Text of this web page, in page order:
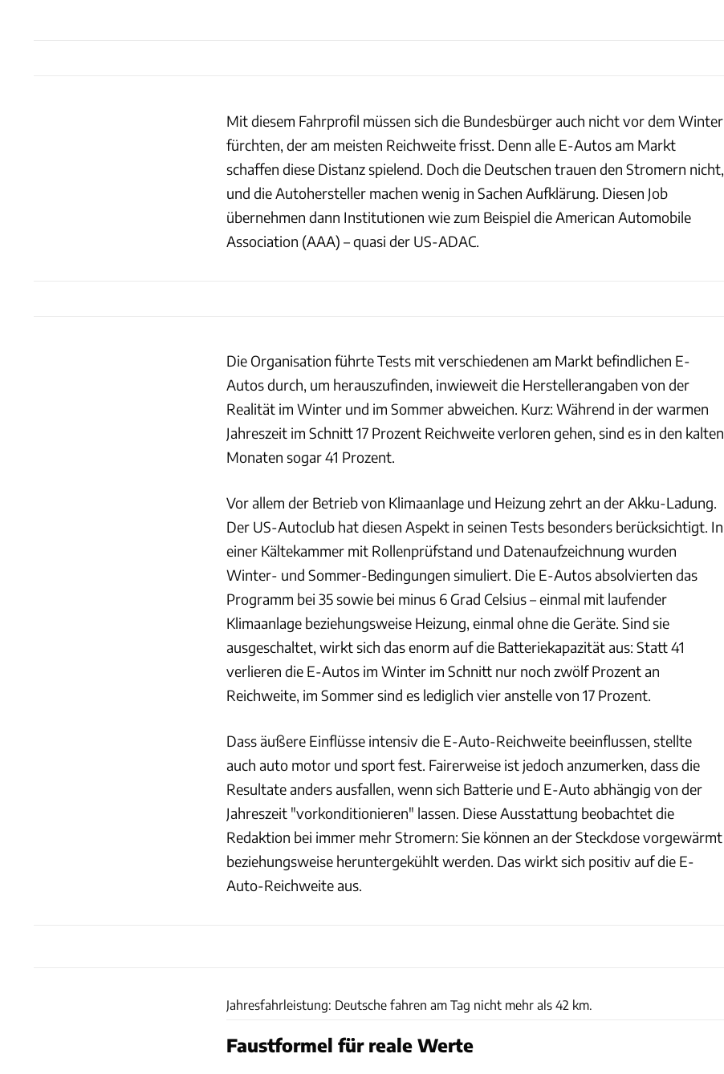
Mit diesem Fahrprofil müssen sich die Bundesbürger auch nicht vor dem Winter
fürchten, der am meisten Reichweite frisst. Denn alle E-Autos am Markt
schaffen diese Distanz spielend. Doch die Deutschen trauen den Stromern nicht,
und die Autohersteller machen wenig in Sachen Aufklärung. Diesen Job
übernehmen dann Institutionen wie zum Beispiel die American Automobile
Association (AAA) – quasi der US-ADAC.
Die Organisation führte Tests mit verschiedenen am Markt befindlichen E-
Autos durch, um herauszufinden, inwieweit die Herstellerangaben von der
Realität im Winter und im Sommer abweichen. Kurz: Während in der warmen
Jahreszeit im Schnitt 17 Prozent Reichweite verloren gehen, sind es in den kalten
Monaten sogar 41 Prozent.
Vor allem der Betrieb von Klimaanlage und Heizung zehrt an der Akku-Ladung.
Der US-Autoclub hat diesen Aspekt in seinen Tests besonders berücksichtigt. In
einer Kältekammer mit Rollenprüfstand und Datenaufzeichnung wurden
Winter- und Sommer-Bedingungen simuliert. Die E-Autos absolvierten das
Programm bei 35 sowie bei minus 6 Grad Celsius – einmal mit laufender
Klimaanlage beziehungsweise Heizung, einmal ohne die Geräte. Sind sie
ausgeschaltet, wirkt sich das enorm auf die Batteriekapazität aus: Statt 41
verlieren die E-Autos im Winter im Schnitt nur noch zwölf Prozent an
Reichweite, im Sommer sind es lediglich vier anstelle von 17 Prozent.
Dass äußere Einflüsse intensiv die E-Auto-Reichweite beeinflussen, stellte
auch auto motor und sport fest. Fairerweise ist jedoch anzumerken, dass die
Resultate anders ausfallen, wenn sich Batterie und E-Auto abhängig von der
Jahreszeit "vorkonditionieren" lassen. Diese Ausstattung beobachtet die
Redaktion bei immer mehr Stromern: Sie können an der Steckdose vorgewärmt
beziehungsweise heruntergekühlt werden. Das wirkt sich positiv auf die E-
Auto-Reichweite aus.
Jahresfahrleistung: Deutsche fahren am Tag nicht mehr als 42 km.
Faustformel für reale Werte